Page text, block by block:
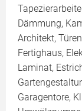
Dämmung,
Architekt,
Fertighaus,
Laminat,
Garagentore,